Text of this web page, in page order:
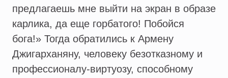
предлагаешь мне выйти на экран в образе
карлика, да еще горбатого! Побойся
бога!» Тогда обратились к Армену
Джигарханяну, человеку безотказному и
профессионалу-виртуозу, способному